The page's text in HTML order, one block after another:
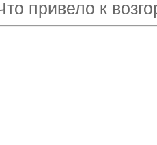
привело к